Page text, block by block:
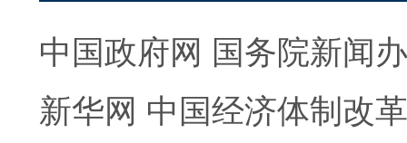
中国政府网 国务院新闻
新华网 中国经济体制改